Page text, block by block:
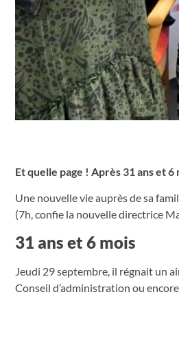
Et quelle page ! Après 31 ans et
Une nouvelle vie auprès de sa
(7h, confie la nouvelle directrice
31 ans et 6 mois
Jeudi 29 septembre, il régnait un
Conseil d’administration ou